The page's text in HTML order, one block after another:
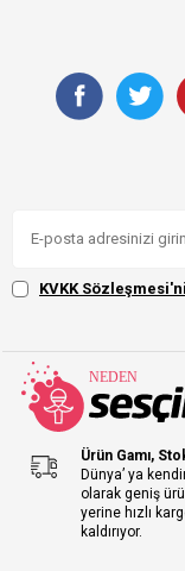
KVKK Sözleşmesi'ni
Ürün Gamı,
Dünya’ ya
olarak geniş
yerine hızlı
kaldırıyor.